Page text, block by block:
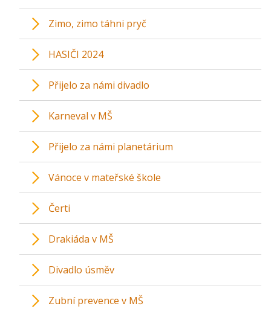
Zimo, zimo táhni pryč
HASIČI 2024
Přijelo za námi divadlo
Karneval v MŠ
Přijelo za námi planetárium
Vánoce v mateřské škole
Čerti
Drakiáda v MŠ
Divadlo úsměv
Zubní prevence v MŠ